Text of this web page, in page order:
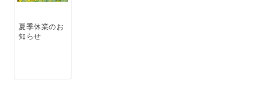
夏季休業のお
知らせ